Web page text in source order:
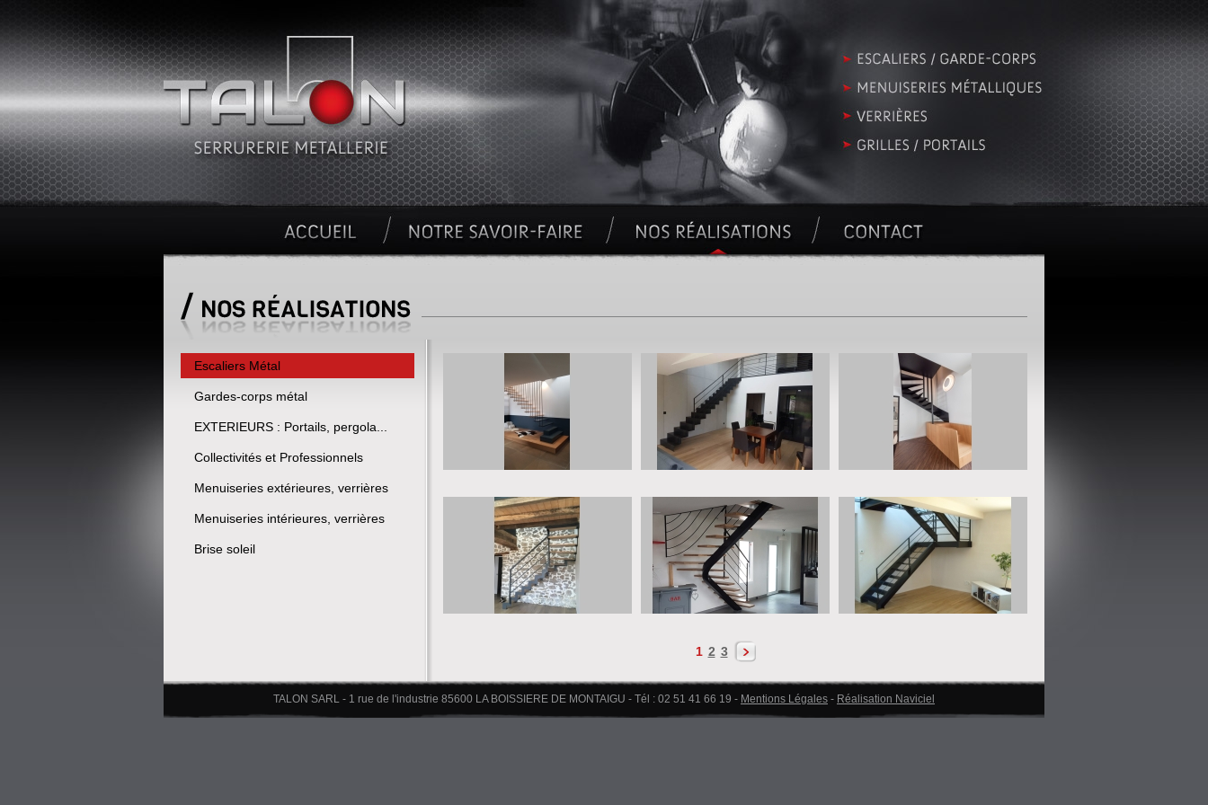
Escaliers Métal
Gardes-corps métal
EXTERIEURS : Portails, pergola...
Collectivités et Professionnels
Menuiseries extérieures, verrières
Menuiseries intérieures, verrières
Brise soleil
1 2 3
TALON SARL - 1 rue de l'industrie 85600 LA BOISSIERE DE MONTAIGU - Tél : 02 51 41 66 19 - Mentions Légales - Réalisation Naviciel